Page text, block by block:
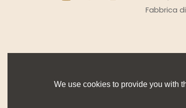
Fabbrica
We use cookies to provide you with